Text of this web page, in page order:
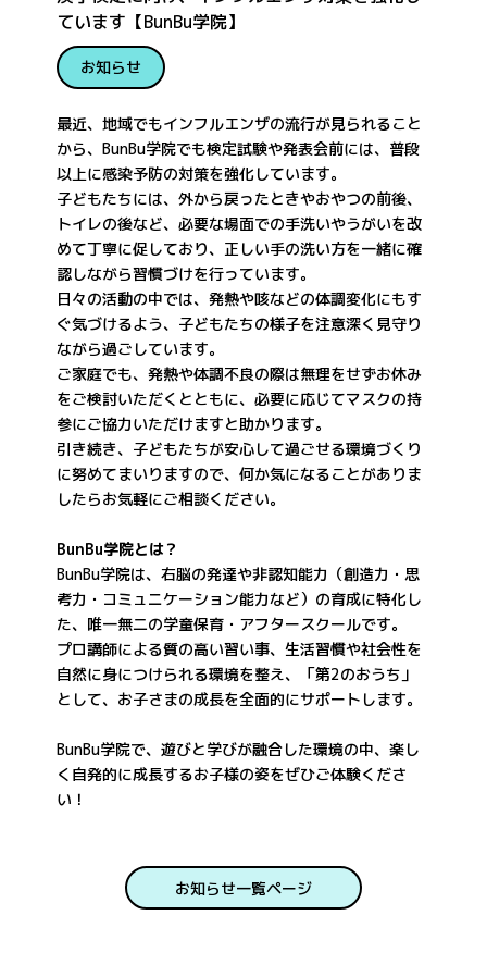
ています【BunBu学院】
お知らせ
最近、地域でもインフルエンザの流行が見られること
から、BunBu学院でも検定試験や発表会前には、普段
以上に感染予防の対策を強化しています。
子どもたちには、外から戻ったときやおやつの前後、
トイレの後など、必要な場面での手洗いやうがいを改
めて丁寧に促しており、正しい手の洗い方を一緒に確
認しながら習慣づけを行っています。
日々の活動の中では、発熱や咳などの体調変化にもす
ぐ気づけるよう、子どもたちの様子を注意深く見守り
ながら過ごしています。
ご家庭でも、発熱や体調不良の際は無理をせずお休み
をご検討いただくとともに、必要に応じてマスクの持
参にご協力いただけますと助かります。
引き続き、子どもたちが安心して過ごせる環境づくり
に努めてまいりますので、何か気になることがありま
したらお気軽にご相談ください。
BunBu学院とは？
BunBu学院は、右脳の発達や非認知能力（創造力・思
考力・コミュニケーション能力など）の育成に特化し
た、唯一無二の学童保育・アフタースクールです。
プロ講師による質の高い習い事、生活習慣や社会性を
自然に身につけられる環境を整え、「第2のおうち」
として、お子さまの成長を全面的にサポートします。
BunBu学院で、遊びと学びが融合した環境の中、楽し
く自発的に成長するお子様の姿をぜひご体験くださ
い！
お知らせ一覧ページ